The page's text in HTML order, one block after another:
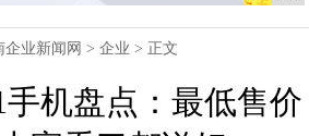
企业新闻网 >企业 > 正文
机盘点：最低售价